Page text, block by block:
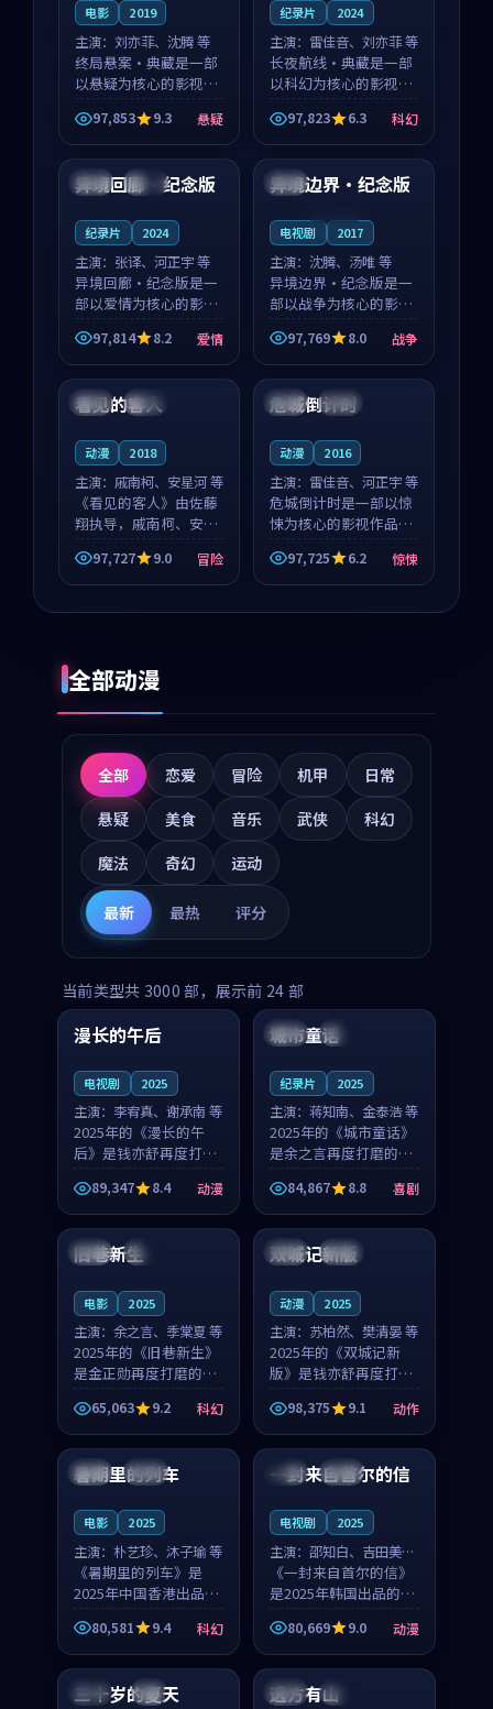
电影 2019
主演： 刘亦菲、沈腾 等
终局悬案·典藏是一部
以悬疑为核心的影视作
品，围绕危机、反转与
人物成长展开，整体节
奏紧凑，值得推荐观
看。
97,853 9.3 悬疑
纪录片 2024
主演： 雷佳音、刘亦菲 等
长夜航线·典藏是一部
以科幻为核心的影视作
品，围绕危机、反转与
人物成长展开，整体节
奏紧凑，值得推荐观
看。
97,823 6.3 科幻
日本 完结
异境回廊·纪念版
纪录片 2024
主演： 张译、河正宇 等
异境回廊·纪念版是一
部以爱情为核心的影视
作品，围绕危机、反转
与人物成长展开，整体
节奏紧凑，值得推荐观
97,814 8.2 爱情
中国
异境边界·纪念版
电视剧 2017
主演： 沈腾、汤唯 等
异境边界·纪念版是一
部以战争为核心的影视
作品，围绕危机、反转
与人物成长展开，整体
节奏紧凑，值得推荐观
看。
97,769 8.0 战争
泰国 完结
看见的客人
动漫 2018
主演： 戚南柯、安星河 等
《看见的客人》由佐藤
翔执导，戚南柯、安星
河领衔主演，是一部
2018年上映的泰国冒险
动漫。影片以海岸抒情
97,727 9.0 冒险
中国 完结
危城倒计时
动漫 2016
主演： 雷佳音、河正宇 等
危城倒计时是一部以惊
悚为核心的影视作品，
围绕危机、反转与人物
成长展开，整体节奏紧
凑，值得推荐观看。
97,725 6.2 惊悚
全部动漫
全部 恋爱 冒险 机甲
日常
悬疑
美食 音乐 武侠
科幻
魔法
奇幻 运动
最新 最热 评分
当前类型共 3000 部，展示前 24 部
中国 高分
99:16
漫长的午后
电视剧 2025
主演： 李宥真、谢承南 等
2025年的《漫长的午
后》是钱亦舒再度打磨
的动漫佳作。中国大陆
的取景与海岛日常的氛
围相互成就，李宥真与
谢承南的对手戏自然克
制，让整部影片在悬念
89,347 8.4 动漫
美国 院线
城市童话
纪录片 2025
主演： 蒋知南、金泰浩 等
2025年的《城市童话》
是余之言再度打磨的喜
剧佳作。美国的取景与
历史战争的氛围相互成
就，蒋知南与金泰浩的
对手戏自然克制，让整
部影片在悬念与温度
84,867 8.8 喜剧
英国 完结
旧巷新生
电影 2025
主演： 余之言、季棠夏 等
2025年的《旧巷新生》
是金正勋再度打磨的科
幻佳作。英国的取景与
雨夜物语的氛围相互成
就，余之言与季棠夏的
对手戏自然克制，让整
部影片在悬念与温度
65,063 9.2 科幻
中国 独播
双城记新版
动漫 2025
主演： 苏柏然、樊清晏 等
2025年的《双城记新
版》是钱亦舒再度打磨
的动作佳作。中国大陆
的取景与沙漠探险的氛
围相互成就，苏柏然与
樊清晏的对手戏自然克
制，让整部影片在悬念
98,375 9.1 动作
中国 杜比
暑期里的列车
电影 2025
主演： 朴艺珍、沐子瑜 等
《暑期里的列车》是
2025年中国香港出品的
科幻新作，主创团队希
望用城市夜归人的故事
让观众停下来想一想。
朴艺珍领衔，沐子瑜担
任重要角色，郑书延的
80,581 9.4 科幻
韩国 热播
一封来自首尔的信
电视剧 2025
主演： 邵知白、吉田美琴
等
《一封来自首尔的信》
是2025年韩国出品的动
漫新作，主创团队希望
用高考往事的故事让观
众停下来想一想。邵知
重要角色，谢承南的
80,669 9.0 动漫
法国 4K
三十岁的夏天 法国 独播
远方有山